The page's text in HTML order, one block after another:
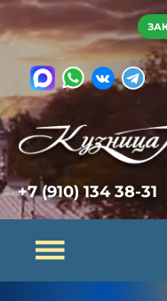
+7 (910) 134 38-31